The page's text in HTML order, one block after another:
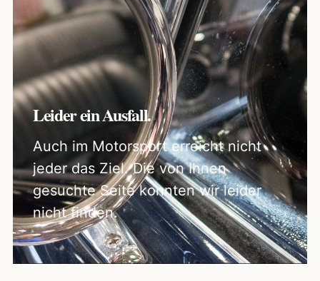
Leider ein Ausfall.
Auch im Motorsport erreicht nicht
jeder das Ziel. Die von Ihnen
gesuchte Seite konnten wir leider
nicht finden.